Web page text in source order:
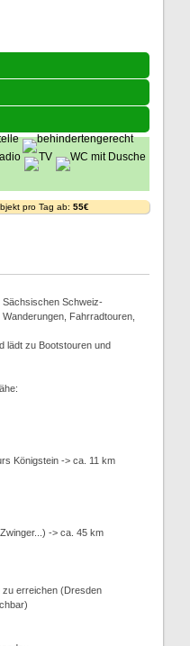
pro Tag ab: 55€
Sächsischen Schweiz-
Fahrradtouren,
lädt zu Bootstouren und
Königstein -> ca. 11 km
-> ca. 45 km
zu erreichen (Dresden